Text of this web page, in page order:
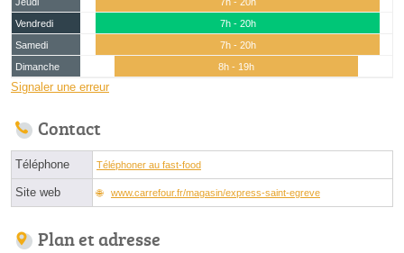
Vendredi
7h - 20h
Samedi
7h - 20h
Dimanche
8h - 19h
Signaler une erreur
Contact
Téléphone Téléphoner au fast-food
Site web www.carrefour.fr/magasin/express-saint-egreve
Plan et adresse